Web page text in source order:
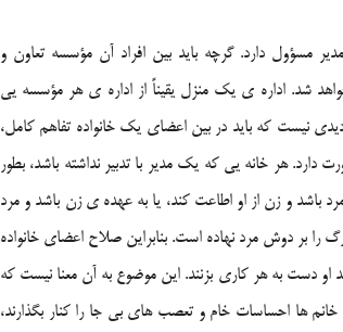
مسؤول دارد. گرچه بايد بين افراد آن مؤسسه تعاون و
شد. اداره ي يک منزل يقيناً از اداره ي هر مؤسسه يي
نيست که بايد در بين اعضاي يک خانواده تفاهم کامل،
هر خانه يي که يک مدير با تدبير نداشته باشد، بطور
و زن از او اطاعت کند، يا به عهده ي زن باشد و مرد
را بر دوش مرد نهاده است. بنابراين صلاح اعضاي خانواده
او دست به هر کاري بزنند. اين موضوع به آن معنا نيست که
ها احساسات خام و تعصب هاي بي جا را کنار بگذارند،